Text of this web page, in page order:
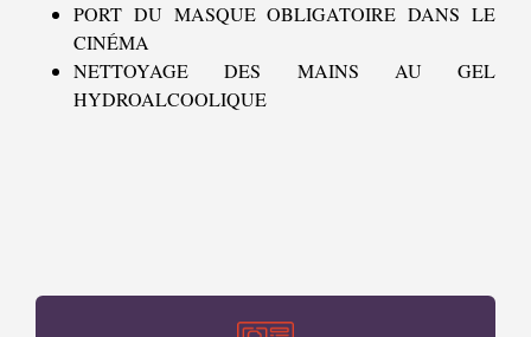
PORT DU MASQUE OBLIGATOIRE DANS LE
CINÉMA
NETTOYAGE DES MAINS AU GEL
HYDROALCOOLIQUE